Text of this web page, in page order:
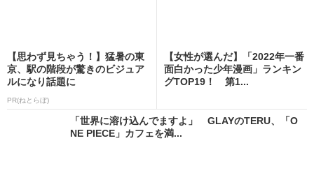
【思わず見ちゃう！】猛暑の東
京、駅の階段が驚きのビジュア
ルになり話題に
PR(ねとらぼ)
【女性が選んだ】「2022年一番
面白かった少年漫画」ランキン
グTOP19！ 第1...
「世界に溶け込んでますよ」 GLAYのTERU、「O
NE PIECE」カフェを満...